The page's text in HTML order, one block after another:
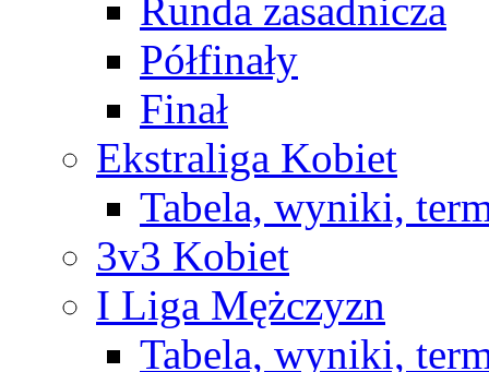
Runda zasadnicza
Półfinały
Finał
Ekstraliga Kobiet
Tabela, wyniki,
3v3 Kobiet
I Liga Mężczyzn
Tabela, wyniki,